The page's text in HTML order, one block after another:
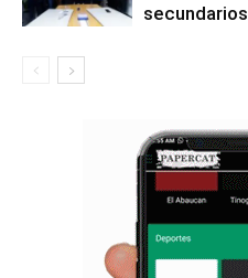
secundarios